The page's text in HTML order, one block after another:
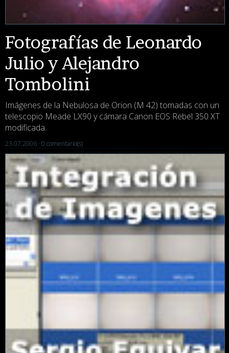
Fotografías de Leonardo
Julio y Alejandro
Tombolini
Imágenes de la Nebulosa de Orion (M 42) tomadas con un
telescopio Meade LX90 y cámara Canon EOS Rebel 350 XT
modificada.
23.07.2006 · 0 comentario(s)